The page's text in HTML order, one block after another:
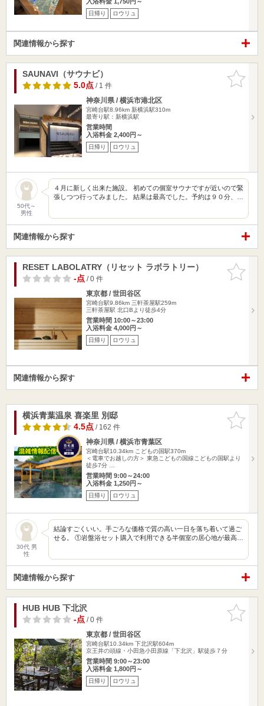
日帰り ロウリュ
関連情報から探す
お気に入
りに追加
SAUNAVI（サウナビ）
5.0点/ 1 件
神奈川県 / 横浜市港北区
宮崎台駅8.96km 新横浜駅310m
最寄り駅：新横浜駅
営業時間
入浴料金 2,400円～
日帰り ロウリュ
50代～
男性
４月に新しく出来た施設。 初めての個室サウナですが近いので緊
張しつつ行ってみました。 結果は最高でした。予約は９０分、…
関連情報から探す
お気に入
りに追加
RESET LABOLATRY（リセット ラボラトリー）
-点/ 0 件
東京都 / 世田谷区
宮崎台駅9.86km 三軒茶屋駅259m
三軒茶屋駅 北口Bより徒歩4分
営業時間 10:00～23:00
入浴料金 4,000円～
日帰り ロウリュ
関連情報から探す
お気に入
りに追加
横浜青葉温泉 喜楽里 別邸
4.5点/ 162 件
神奈川県 / 横浜市青葉区
宮崎台駅10.34km こどもの国駅370m
＜電車でお越しの方＞ 東急こどもの国線こどもの国駅より
徒歩7分 …
営業時間 9:00～24:00
入浴料金 1,250円～
日帰り ロウリュ
30代 男
性
結論すごくいい。手ごろな価格で質の高い一日を落ち着いて過ご
せる。 ①岩盤浴セット購入で利用できる半個室の居心地が最高…
関連情報から探す
お気に入
りに追加
HUB HUB 下北沢
-点/ 0 件
東京都 / 世田谷区
宮崎台駅10.34km 下北沢駅604m
京王井の頭線・小田急小田原線「下北沢」駅徒歩７分
営業時間 9:00～23:00
入浴料金 1,800円～
日帰り ロウリュ